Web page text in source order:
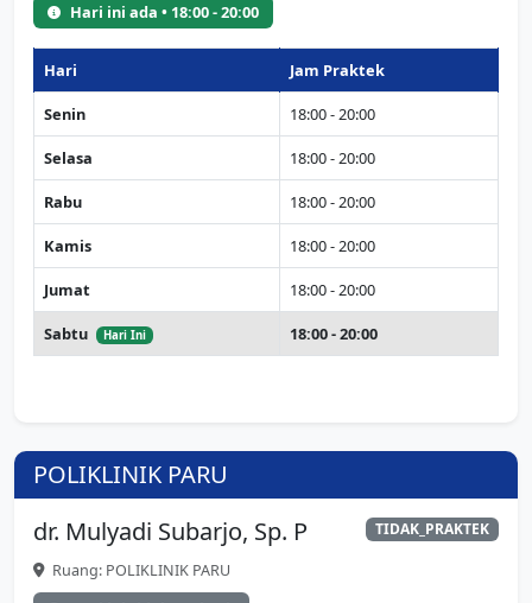
Hari ini ada • 18:00 - 20:00
Hari Jam Praktek
Senin 18:00 - 20:00
Selasa 18:00 - 20:00
Rabu 18:00 - 20:00
Kamis 18:00 - 20:00
Jumat 18:00 - 20:00
Sabtu Hari Ini 18:00 - 20:00
POLIKLINIK PARU
dr. Mulyadi Subarjo, Sp. P
TIDAK_PRAKTEK
Ruang: POLIKLINIK PARU